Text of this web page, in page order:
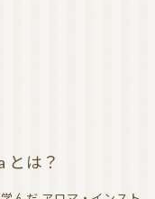
とは？